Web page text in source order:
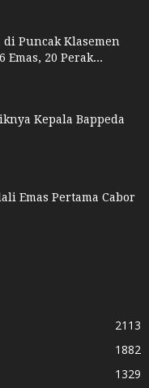
Puncak Klasemen
Emas, 20 Perak...
Kepala Bappeda
Emas Pertama Cabor
2113
1882
1329